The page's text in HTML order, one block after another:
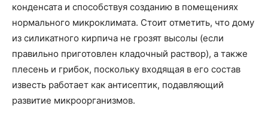
конденсата и способствуя созданию в помещениях
нормального микроклимата. Стоит отметить, что дому
из силикатного кирпича не грозят высолы (если
правильно приготовлен кладочный раствор), а также
плесень и грибок, поскольку входящая в его состав
известь работает как антисептик, подавляющий
развитие микроорганизмов.